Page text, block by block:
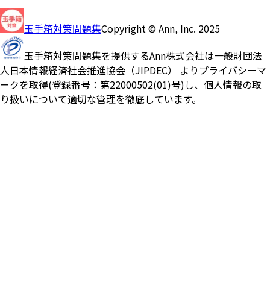
玉手箱対策問題集Copyright © Ann, Inc. 2025
玉手箱対策問題集を提供するAnn株式会社は一般財団法
人日本情報経済社会推進協会（JIPDEC） よりプライバシーマ
ークを取得(登録番号：第22000502(01)号)し、個人情報の取
り扱いについて適切な管理を徹底しています。